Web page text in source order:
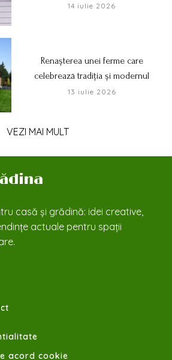
14 iulie 2026
Renașterea unei ferme care
celebrează tradiția și modernul
13 iulie 2026
VEZI MAI MULT
casă și grădină: idei creative,
actuale pentru spații
acord cookie